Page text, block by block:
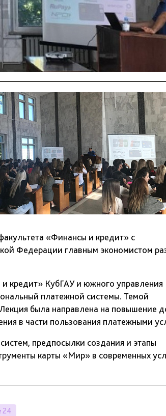
«Финансы и кредит» с
Федерации главным экономистом
кредит» КубГАУ и южного управления
платежной системы. Темой
была направлена на повышение
в части пользования платежными
предпосылки создания и этапы
карты «Мир» в современных
24